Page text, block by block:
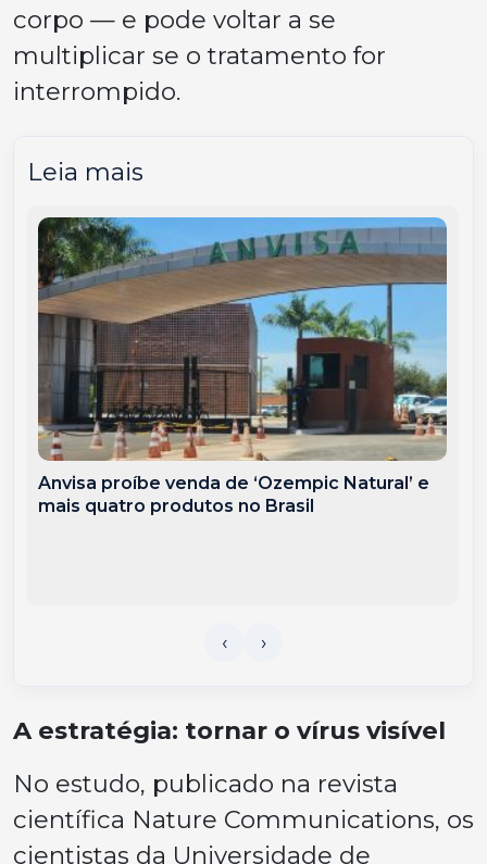
corpo — e pode voltar a se
multiplicar se o tratamento for
interrompido.
Leia mais
Anvisa proíbe venda de ‘Ozempic Natural’ e
mais quatro produtos no Brasil
A estratégia: tornar o vírus visível
No estudo, publicado na revista
científica Nature Communications, os
cientistas da Universidade de